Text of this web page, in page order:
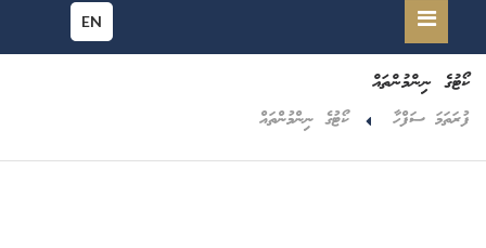
EN
ކޯޓުގެ ނިންމުންތައް
ފުރަތަމަ ސަފްހާ ކޯޓުގެ ނިންމުންތައް